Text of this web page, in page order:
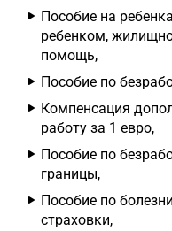
Пособие на
ребенком,
помощь,
Пособие по
Компенсация
работу за 1 евро,
Пособие по
границы,
Пособие по
страховки,